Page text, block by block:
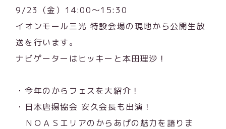
9/23（金）14:00～15:30
イオンモール三光 特設会場の現地から公開生放
送を行います。
ナビゲーターはヒッキーと本田理沙！
・今年のからフェスを大紹介！
・日本唐揚協会 安久会長も出演！
ＮＯＡＳエリアのからあげの魅力を語りま